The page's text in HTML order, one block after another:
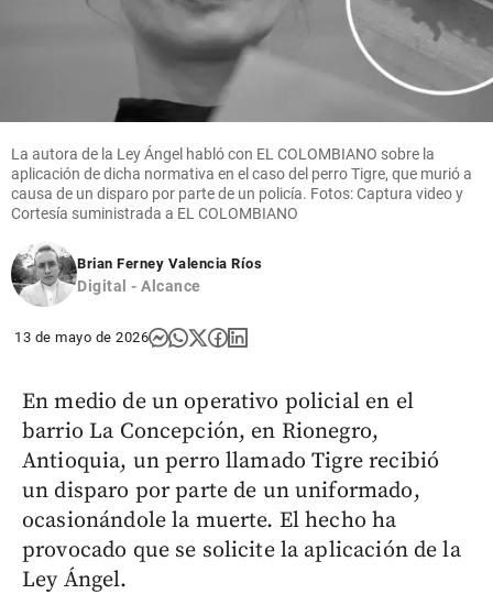
La autora de la Ley Ángel habló con EL COLOMBIANO sobre la
aplicación de dicha normativa en el caso del perro Tigre, que murió a
causa de un disparo por parte de un policía. Fotos: Captura video y
Cortesía suministrada a EL COLOMBIANO
Brian Ferney Valencia Ríos
Digital - Alcance
13 de mayo de 2026
En medio de un operativo policial en el
barrio La Concepción, en Rionegro,
Antioquia, un perro llamado Tigre recibió
un disparo por parte de un uniformado,
ocasionándole la muerte. El hecho ha
provocado que se solicite la aplicación de la
Ley Ángel.